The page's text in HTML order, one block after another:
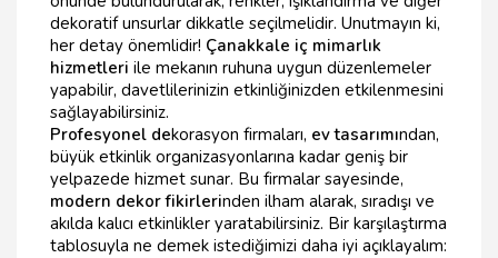
dekoratif unsurlar dikkatle seçilmelidir. Unutmayın ki,
her detay önemlidir! Çanakkale iç mimarlık
hizmetleri ile mekanın ruhuna uygun düzenlemeler
yapabilir, davetlilerinizin etkinliğinizden etkilenmesini
sağlayabilirsiniz.
Profesyonel dekorasyon firmaları, ev tasarımından,
büyük etkinlik organizasyonlarına kadar geniş bir
yelpazede hizmet sunar. Bu firmalar sayesinde,
modern dekor fikirlerinden ilham alarak, sıradışı ve
akılda kalıcı etkinlikler yaratabilirsiniz. Bir karşılaştırma
tablosuyla ne demek istediğimizi daha iyi açıklayalım: